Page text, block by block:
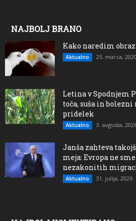
NAJBOLJ BRANO
Kako naredim
Aktualno 25. marca, 2020
Letina v Spodnjem
toča, suša in
pridelek
Aktualno 3. avgusta,
Janša zahteva
meja: Evropa ne
nezakonitih
Aktualno 31. julija, 2026